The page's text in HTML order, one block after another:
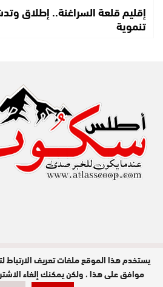
إقليم قلعة السراغنة.. إطلاق
تنموية
مدير النشر : عبد الله عزي / جميع الحقوق
محفوظة © 2026
يستخدم هذا الموقع ملفات تعريف
موافق على هذا ، ولكن يمكنك إلغاء